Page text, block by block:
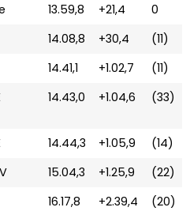
13.59,8 +21,4
0
14.08,8 +30,4
(11)
14.41,1 +1.02,7
(11)
14.43,0 +1.04,6 (33)
14.44,3 +1.05,9
(14)
15.04,3 +1.25,9
(22)
16.17,8 +2.39,4
(20)